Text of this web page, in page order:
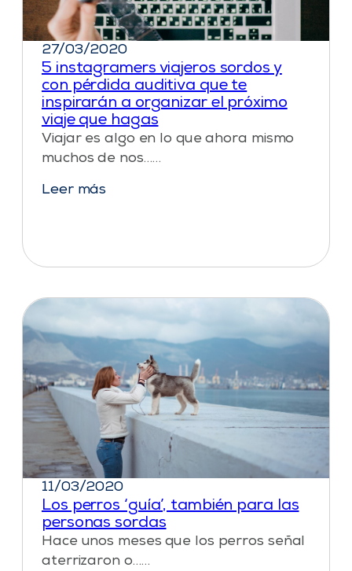
27/03/2020
5 instagramers viajeros sordos y
con pérdida auditiva que te
inspirarán a organizar el próximo
viaje que hagas
Viajar es algo en lo que ahora mismo
muchos de nos……
Leer más
11/03/2020
Los perros ‘guía’, también para las
personas sordas
Hace unos meses que los perros señal
aterrizaron o……